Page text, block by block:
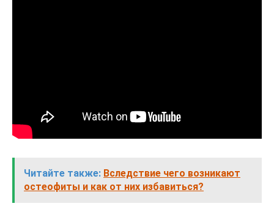
Читайте также: Вследствие чего возникают
остеофиты и как от них избавиться?